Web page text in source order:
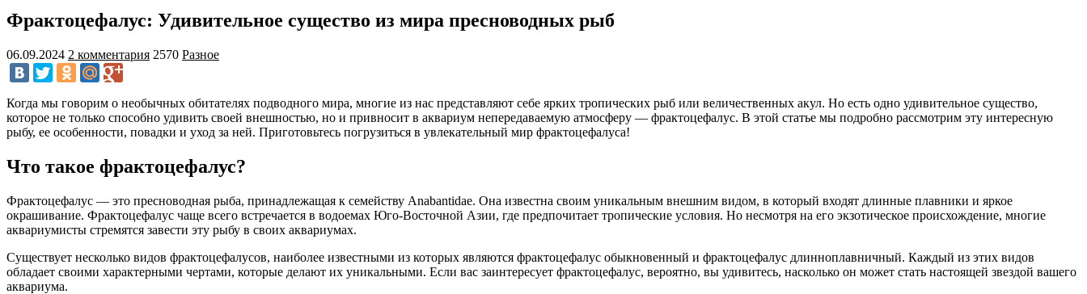
Фрактоцефалус: Удивительное существо из мира пресноводных рыб
06.09.2024 2 комментария 2570 Разное
Когда мы говорим о необычных обитателях подводного мира, многие из нас представляют себе ярких тропических рыб или величественных акул. Но есть одно удивительное существо,
которое не только способно удивить своей внешностью, но и привносит в аквариум непередаваемую атмосферу — фрактоцефалус. В этой статье мы подробно рассмотрим эту интересную
рыбу, ее особенности, повадки и уход за ней. Приготовьтесь погрузиться в увлекательный мир фрактоцефалуса!
Что такое фрактоцефалус?
Фрактоцефалус — это пресноводная рыба, принадлежащая к семейству Anabantidae. Она известна своим уникальным внешним видом, в который входят длинные плавники и яркое
окрашивание. Фрактоцефалус чаще всего встречается в водоемах Юго-Восточной Азии, где предпочитает тропические условия. Но несмотря на его экзотическое происхождение, многие
аквариумисты стремятся завести эту рыбу в своих аквариумах.
Существует несколько видов фрактоцефалусов, наиболее известными из которых являются фрактоцефалус обыкновенный и фрактоцефалус длинноплавничный. Каждый из этих видов
обладает своими характерными чертами, которые делают их уникальными. Если вас заинтересует фрактоцефалус, вероятно, вы удивитесь, насколько он может стать настоящей звездой вашего
аквариума.